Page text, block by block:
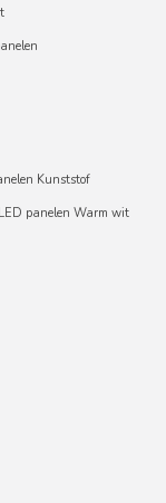
Kunststof
LED panelen Warm wit